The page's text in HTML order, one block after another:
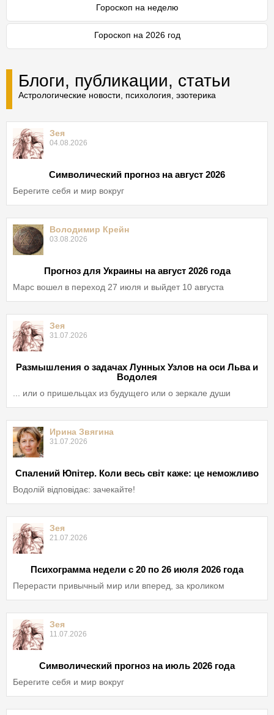
Гороскоп на неделю
Гороскоп на 2026 год
Блоги, публикации, статьи
Астрологические новости, психология, эзотерика
Зея
04.08.2026
Символический прогноз на август 2026
Берегите себя и мир вокруг
Володимир Крейн
03.08.2026
Прогноз для Украины на август 2026 года
Марс вошел в переход 27 июля и выйдет 10 августа
Зея
31.07.2026
Размышления о задачах Лунных Узлов на оси Льва и
Водолея
... или о пришельцах из будущего или о зеркале души
Ирина Звягина
31.07.2026
Спалений Юпітер. Коли весь світ каже: це неможливо
Водолій відповідає: зачекайте!
Зея
21.07.2026
Психограмма недели с 20 по 26 июля 2026 года
Перерасти привычный мир или вперед, за кроликом
Зея
11.07.2026
Символический прогноз на июль 2026 года
Берегите себя и мир вокруг